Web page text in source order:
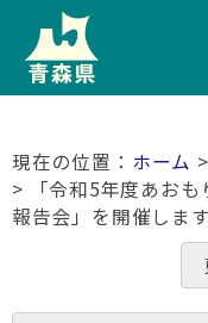
ホーム >
> 「令和5年度あお
報告会」を開催します